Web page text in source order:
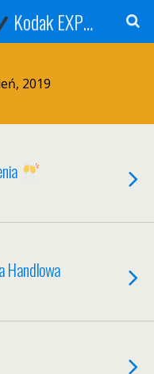
Kodak EXPRESS
2019
Handlowa